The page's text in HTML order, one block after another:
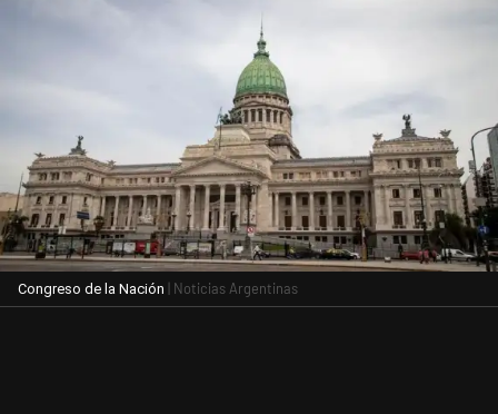
Congreso de la Nación | Noticias Argentinas